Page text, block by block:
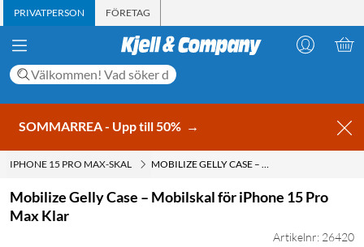
PRIVATPERSON FÖRETAG
SOMMARREA - Upp till 50% →
IPHONE 15 PRO MAX-SKAL MOBILIZE GELLY CASE – MOBILSKAL FÖR IPHONE 15 PRO MAX KLAR
Mobilize Gelly Case – Mobilskal för iPhone 15 Pro
Max Klar
Artikelnr: 26420